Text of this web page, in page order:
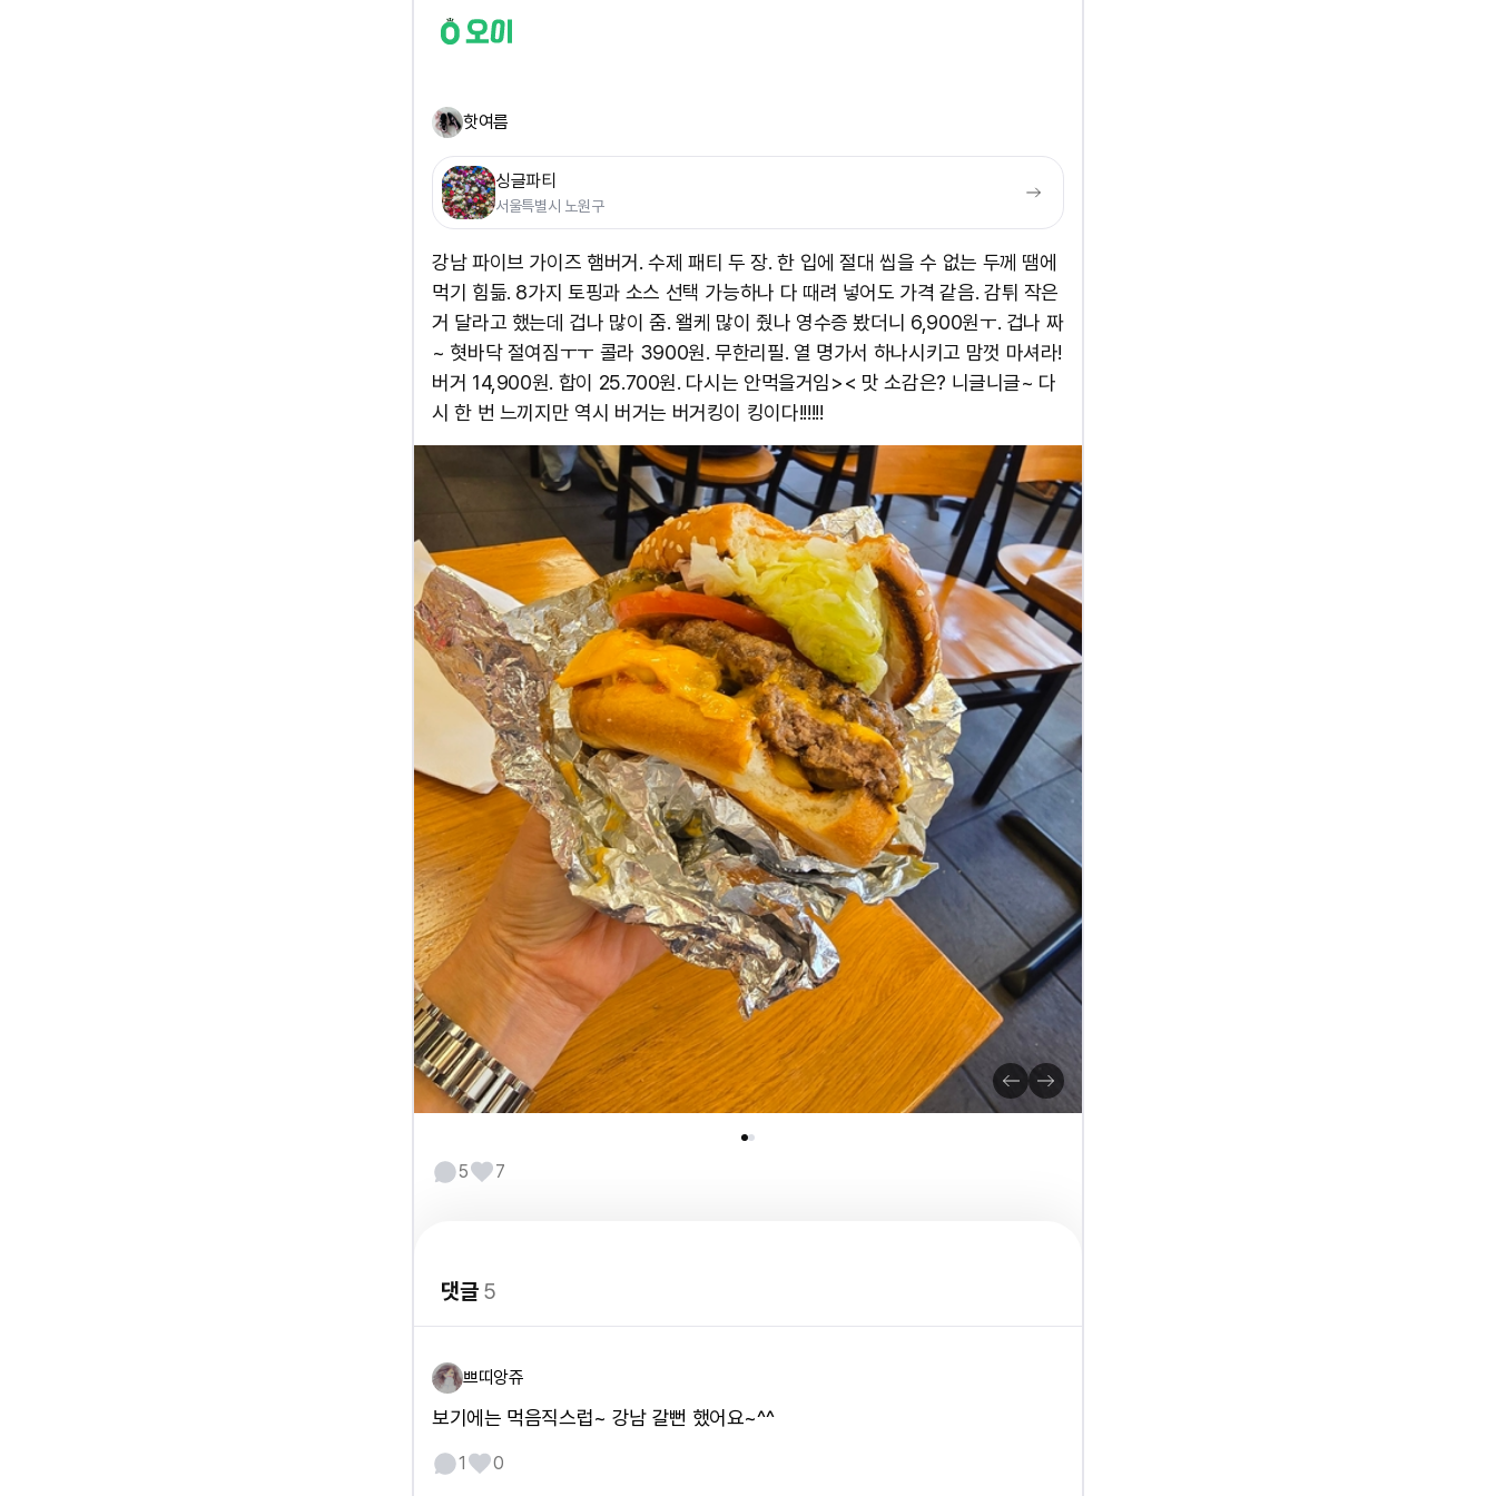
핫여름
싱글파티
서울특별시 노원구
강남 파이브 가이즈 햄버거. 수제 패티 두 장. 한 입에 절대 씹을 수 없는 두께 땜에
먹기 힘듦. 8가지 토핑과 소스 선택 가능하나 다 때려 넣어도 가격 같음. 감튀 작은
거 달라고 했는데 겁나 많이 줌. 왤케 많이 줬나 영수증 봤더니 6,900원ㅜ. 겁나 짜
~ 혓바닥 절여짐ㅜㅜ 콜라 3900원. 무한리필. 열 명가서 하나시키고 맘껏 마셔라!
버거 14,900원. 합이 25.700원. 다시는 안먹을거임>< 맛 소감은? 니글니글~ 다
시 한 번 느끼지만 역시 버거는 버거킹이 킹이다!!!!!!
5 7
댓글5
쁘띠앙쥬
보기에는 먹음직스럽~ 강남 갈뻔 했어요~^^
1 0